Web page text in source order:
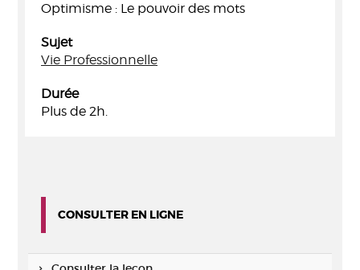
Optimisme : Le pouvoir des mots
Sujet
Vie Professionnelle
Durée
Plus de 2h.
CONSULTER EN LIGNE